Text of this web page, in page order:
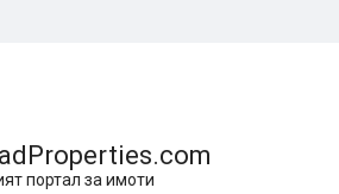
портал за имоти